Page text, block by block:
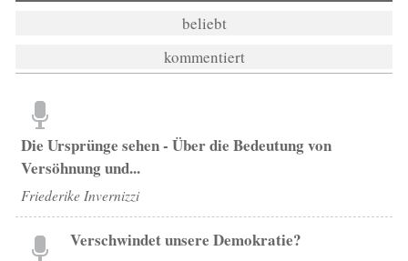
beliebt
kommentiert
Die Ursprünge sehen - Über die Bedeutung von
Versöhnung und...
Friederike Invernizzi
Verschwindet unsere Demokratie?